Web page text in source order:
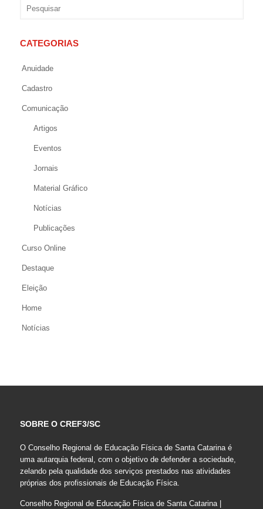
CATEGORIAS
Anuidade
Cadastro
Comunicação
Artigos
Eventos
Jornais
Material Gráfico
Notícias
Publicações
Curso Online
Destaque
Eleição
Home
Notícias
SOBRE O CREF3/SC
O Conselho Regional de Educação Física de Santa Catarina é
uma autarquia federal, com o objetivo de defender a sociedade,
zelando pela qualidade dos serviços prestados nas atividades
próprias dos profissionais de Educação Física.
Conselho Regional de Educação Física de Santa Catarina |